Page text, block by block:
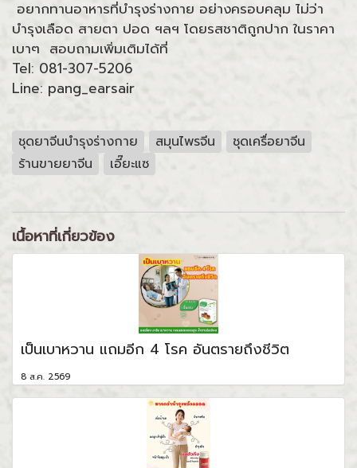
อยากทานอาหารที่บำรุงร่างกาย อย่างครอบคลุม ไม่ว่า
บำรุงเลือด สายตา ปอด ฯลฯ โดยรสชาติถูกปาก ในราคา
เบาๆ สอบถามเพิ่มเติมได้ที่
Tel: 081-307-5206
Line: pang_earsair
ชุดยาจีนบำรุงร่างกาย สมุนไพรจีน
ชุดเครื่อยาจีน
ร้านขายยาจีน
เอี๊ยะแซ
เนื้อหาที่เกี่ยวข้อง
เป็นเบาหวาน แถมอีก 4 โรค อันตรายถึงชีวิต
8 ส.ค. 2569